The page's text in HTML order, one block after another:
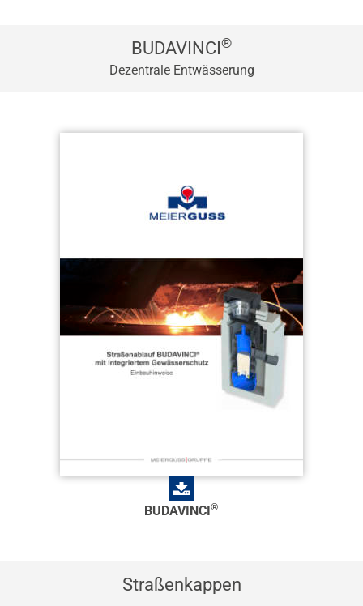
BUDAVINCI®
Dezentrale Entwässerung
BUDAVINCI®
Straßenkappen